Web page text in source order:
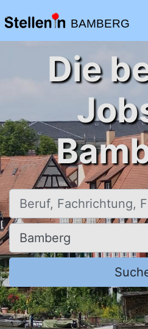
BAMBERG
Die
Beruf, Fachrichtung, Firma
Ort, Stadt